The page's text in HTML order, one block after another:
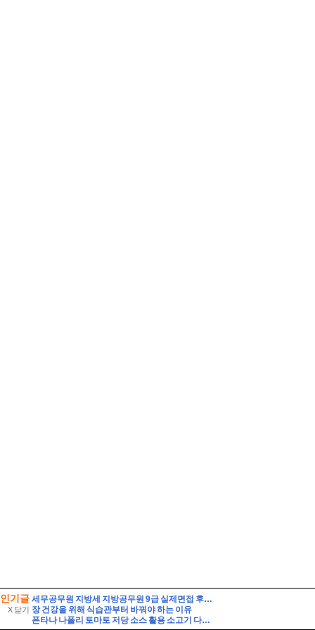
인기글
X 닫기
세무공무원 지방세 지방공무원 9급 실제면접 후기] 지방세 9급 지방공무원 면접 (지방공무원 9급 지방세 실제 수험자 8인의 생생한 면접 후기)
장 건강을 위해 식습관부터 바꿔야 하는 이유
폰타나 나폴리 토마토 저당 소스 활용 소고기 다짐육 파스타 레시피 유기농 통밀면 삶는 시간 꿀팁